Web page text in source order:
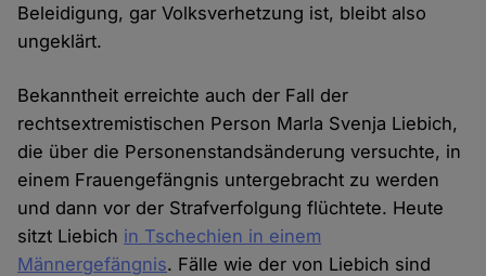
Beleidigung, gar Volksverhetzung ist, bleibt also
ungeklärt.
Bekanntheit erreichte auch der Fall der
rechtsextremistischen Person Marla Svenja Liebich,
die über die Personenstandsänderung versuchte, in
einem Frauengefängnis untergebracht zu werden
und dann vor der Strafverfolgung flüchtete. Heute
sitzt Liebich in Tschechien in einem
Männergefängnis. Fälle wie der von Liebich sind